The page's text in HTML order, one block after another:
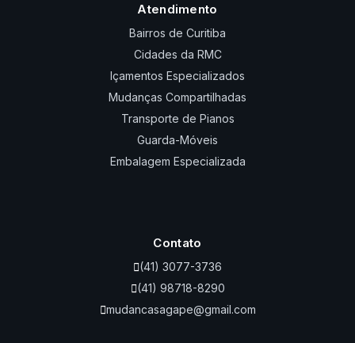
Atendimento
Bairros de Curitiba
Cidades da RMC
Içamentos Especializados
Mudanças Compartilhadas
Transporte de Pianos
Guarda-Móveis
Embalagem Especializada
Contato
(41) 3077-3736
(41) 98718-8290
mudancasagape@gmail.com